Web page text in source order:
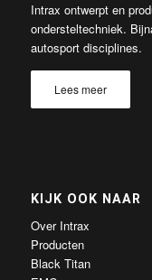
Intrax ontwerpt en
ondersteltechniek.
autosport disciplines.
Lees meer
KIJK OOK NAAR
Over Intrax
Producten
Black Titan